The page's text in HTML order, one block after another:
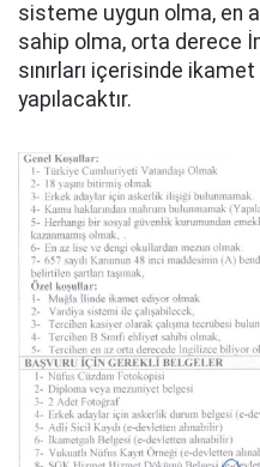
sisteme uygun olma, en
sahip olma, orta derece
sınırları içerisinde
yapılacaktır.